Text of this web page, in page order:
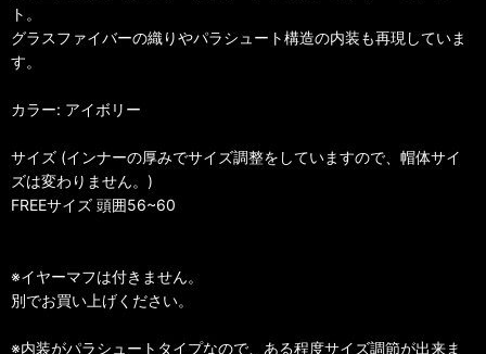
ト。
グラスファイバーの織りやパラシュート構造の内装も再現していま
す。
カラー: アイボリー
サイズ (インナーの厚みでサイズ調整をしていますので、帽体サイ
ズは変わりません。)
FREEサイズ 頭囲56~60
※イヤーマフは付きません。
別でお買い上げください。
※内装がパラシュートタイプなので、ある程度サイズ調節が出来ま